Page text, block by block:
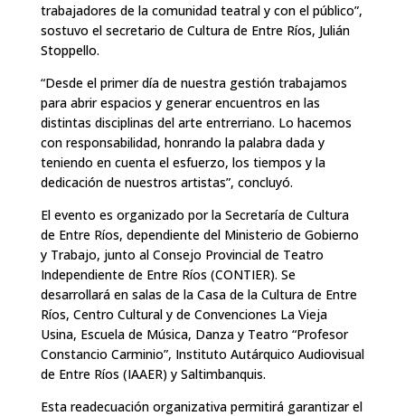
trabajadores de la comunidad teatral y con el público”,
sostuvo el secretario de Cultura de Entre Ríos, Julián
Stoppello.
“Desde el primer día de nuestra gestión trabajamos
para abrir espacios y generar encuentros en las
distintas disciplinas del arte entrerriano. Lo hacemos
con responsabilidad, honrando la palabra dada y
teniendo en cuenta el esfuerzo, los tiempos y la
dedicación de nuestros artistas”, concluyó.
El evento es organizado por la Secretaría de Cultura
de Entre Ríos, dependiente del Ministerio de Gobierno
y Trabajo, junto al Consejo Provincial de Teatro
Independiente de Entre Ríos (CONTIER). Se
desarrollará en salas de la Casa de la Cultura de Entre
Ríos, Centro Cultural y de Convenciones La Vieja
Usina, Escuela de Música, Danza y Teatro “Profesor
Constancio Carminio”, Instituto Autárquico Audiovisual
de Entre Ríos (IAAER) y Saltimbanquis.
Esta readecuación organizativa permitirá garantizar el